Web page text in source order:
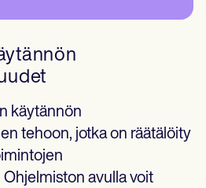
käytännön
tehoon, jotka on räätälöity
avulla voit